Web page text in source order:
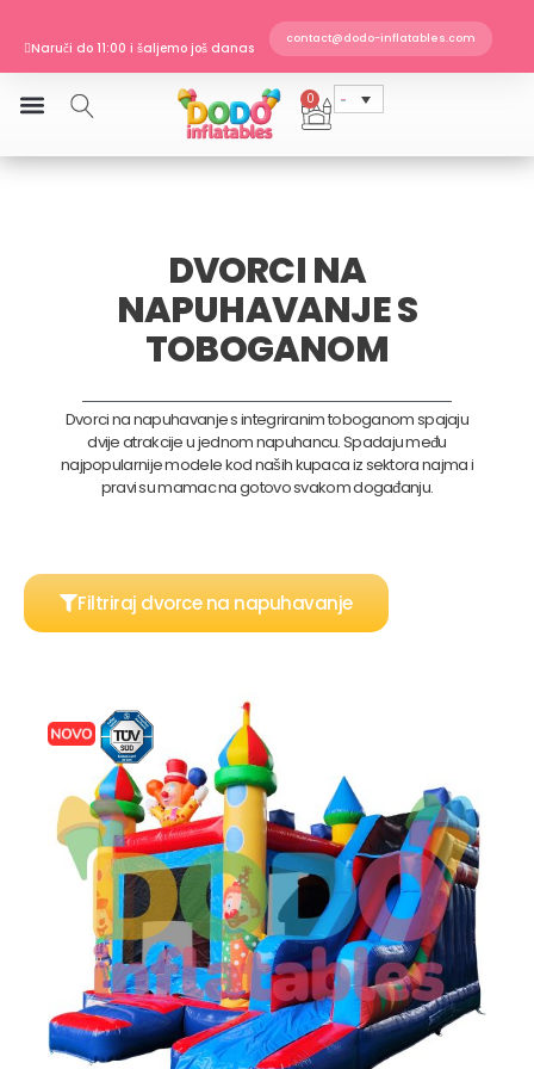
content
EN 14960 · TÜV SÜD certificirano
Dostava u Hrvatsku
Naruči do 11:00 i šaljemo još danas
contact@dodo-inflatables.com
0
Cart
DVORCI NA
NAPUHAVANJE S
TOBOGANOM
Dvorci na napuhavanje s integriranim toboganom spajaju
dvije atrakcije u jednom napuhancu. Spadaju među
najpopularnije modele kod naših kupaca iz sektora najma i
pravi su mamac na gotovo svakom događanju.
Filtriraj dvorce na napuhavanje